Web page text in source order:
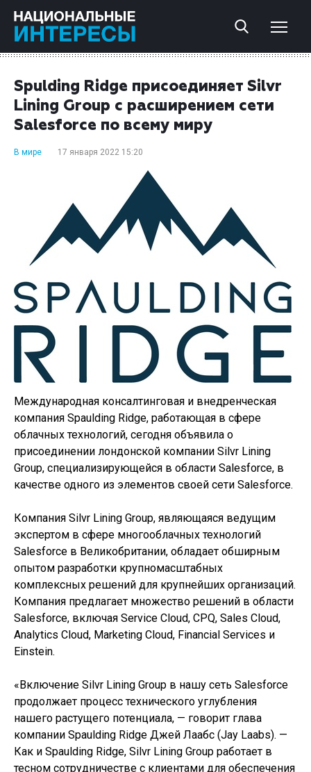
Spulding Ridge присоединяет Silvr
Lining Group с расширением сети
Salesforce по всему миру
В мире 17 января 2022 15:20
Международная консалтинговая и внедренческая
компания Spaulding Ridge, работающая в сфере
облачных технологий, сегодня объявила о
присоединении лондонской компании Silvr Lining
Group, специализирующейся в области Salesforce, в
качестве одного из элементов своей сети Salesforce.
Компания Silvr Lining Group, являющаяся ведущим
экспертом в сфере многооблачных технологий
Salesforce в Великобритании, обладает обширным
опытом разработки крупномасштабных
комплексных решений для крупнейших организаций.
Компания предлагает множество решений в области
Salesforce, включая Service Cloud, CPQ, Sales Cloud,
Analytics Cloud, Marketing Cloud, Financial Services и
Einstein.
«Включение Silvr Lining Group в нашу сеть Salesforce
продолжает процесс технического углубления
нашего растущего потенциала, — говорит глава
компании Spaulding Ridge Джей Лаабс (Jay Laabs). —
Как и Spaulding Ridge, Silvr Lining Group работает в
тесном сотрудничестве с клиентами для обеспечения